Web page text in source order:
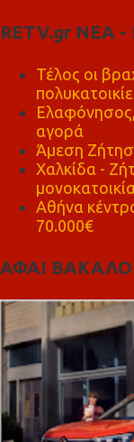
RETV.gr ΝΕΑ
Τέλος οι
Ελαφόνησος,
αγορά
Άμεση
Χαλκίδα -
Αθήνα
70.000€
ΑΦΑΙ